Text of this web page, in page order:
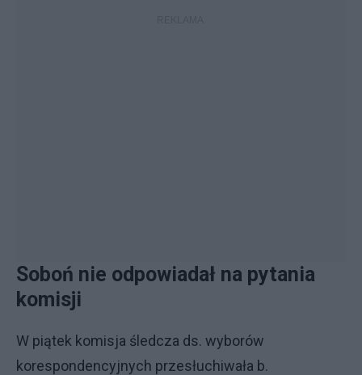
Soboń nie odpowiadał na pytania
komisji
W piątek komisja śledcza ds. wyborów
korespondencyjnych przesłuchiwała b.